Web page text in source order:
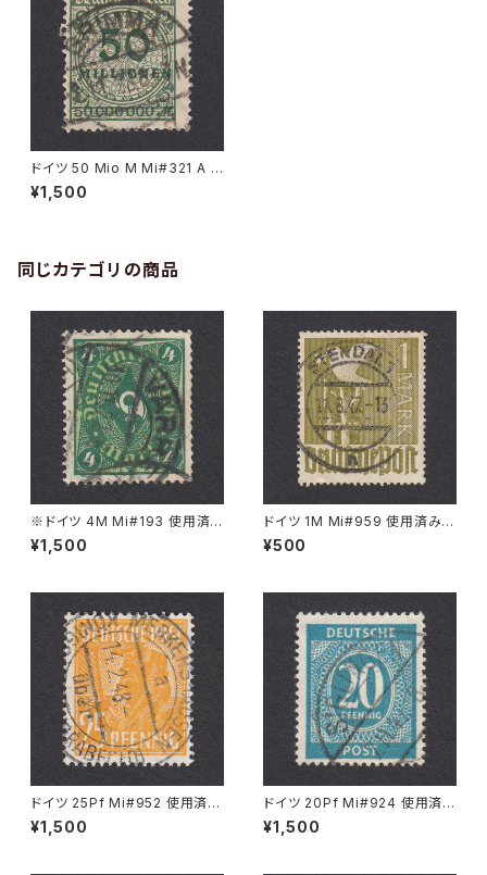
ドイツ 50 Mio M Mi#321 A P
a 使用済み切手｜GRIMMA 3.1
1.1923
¥1,500
同じカテゴリの商品
※ドイツ 4M Mi#193 使用済
み切手｜VARREL 30.11.1922
¥1,500
ドイツ 1M Mi#959 使用済み切
手｜STENDAL 11.8.1947
¥500
ドイツ 25Pf Mi#952 使用済み
切手｜MERKERSHAUSEN 14.
2.1948
¥1,500
ドイツ 20Pf Mi#924 使用済み
切手｜SIGLINGEN 7.11.1947
¥1,500